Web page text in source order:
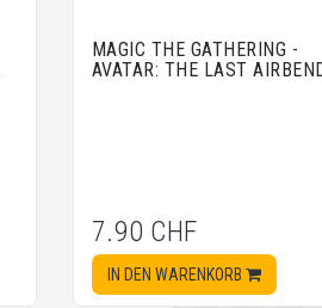
MAGIC THE GATHERING -
AVATAR: THE LAST
7.90 CHF
IN DEN WARENKORB